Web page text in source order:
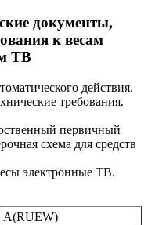
документы,
к весам
ТВ
действия.
требования.
первичный
схема для средств
электронные ТВ.
A(RUEW)